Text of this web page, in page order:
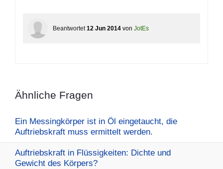
Beantwortet 12 Jun 2014 von JotEs
Ähnliche Fragen
Ein Messingkörper ist in Öl eingetaucht, die
Auftriebskraft muss ermittelt werden.
Auftriebskraft in Flüssigkeiten: Dichte und
Gewicht des Körpers?